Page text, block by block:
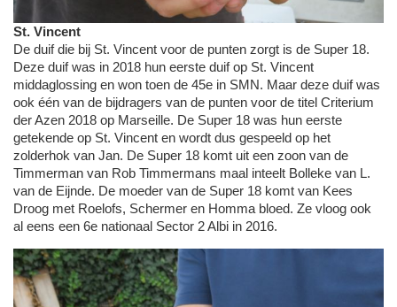
St. Vincent
De duif die bij St. Vincent voor de punten zorgt is de Super 18.
Deze duif was in 2018 hun eerste duif op St. Vincent
middaglossing en won toen de 45e in SMN. Maar deze duif was
ook één van de bijdragers van de punten voor de titel Criterium
der Azen 2018 op Marseille. De Super 18 was hun eerste
getekende op St. Vincent en wordt dus gespeeld op het
zolderhok van Jan. De Super 18 komt uit een zoon van de
Timmerman van Rob Timmermans maal inteelt Bolleke van L.
van de Eijnde. De moeder van de Super 18 komt van Kees
Droog met Roelofs, Schermer en Homma bloed. Ze vloog ook
al eens een 6e nationaal Sector 2 Albi in 2016.